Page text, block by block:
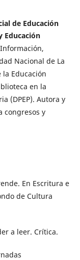
de Educación
Educación
Nacional de La
la Educación
en la
(DPEP). Autora y
congresos y
En Escritura e
de Cultura
a leer. Crítica.